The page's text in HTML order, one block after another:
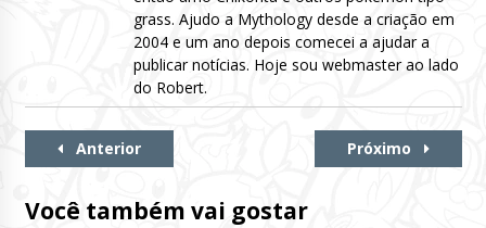
grass. Ajudo a Mythology desde a criação em
2004 e um ano depois comecei a ajudar a
publicar notícias. Hoje sou webmaster ao lado
do Robert.
Continue
Anterior Próximo
Você também vai gostar